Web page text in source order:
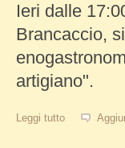
Ieri dalle
Brancaccio,
artigiano".
Leggi tutto su Regalo